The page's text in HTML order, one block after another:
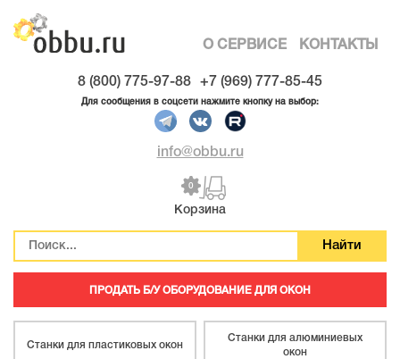
О СЕРВИСЕ КОНТАКТЫ
8 (800) 775-97-88 +7 (969) 777-85-45
Для сообщения в соцсети нажмите кнопку на выбор:
info@obbu.ru
0
Корзина
ПРОДАТЬ Б/У ОБОРУДОВАНИЕ ДЛЯ ОКОН
Станки для пластиковых окон
Станки для алюминиевых
окон